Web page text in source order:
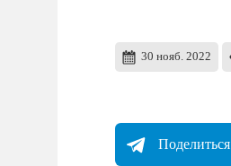
30 нояб. 2022
Поделиться